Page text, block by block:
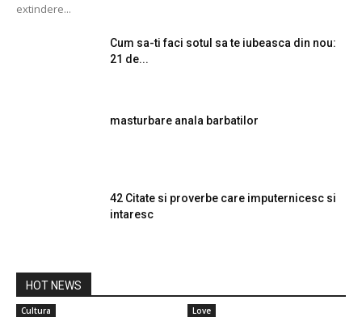
extindere...
Cum sa-ti faci sotul sa te iubeasca din nou:
21 de...
masturbare anala barbatilor
42 Citate si proverbe care imputernicesc si
intaresc
HOT NEWS
Cultura Love